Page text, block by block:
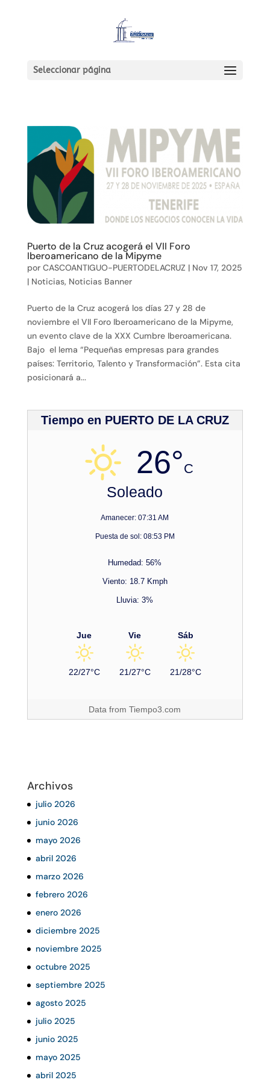
Seleccionar página
Puerto de la Cruz acogerá el VII Foro
Iberoamericano de la Mipyme
por CASCOANTIGUO-PUERTODELACRUZ | Nov 17, 2025
| Noticias, Noticias Banner
Puerto de la Cruz acogerá los días 27 y 28 de
noviembre el VII Foro Iberoamericano de la Mipyme,
un evento clave de la XXX Cumbre Iberoamericana.
Bajo el lema “Pequeñas empresas para grandes
países: Territorio, Talento y Transformación”. Esta cita
posicionará a...
Tiempo en PUERTO DE LA CRUZ
26°C
Soleado
Amanecer: 07:31 AM
Puesta de sol: 08:53 PM
Humedad: 56%
Viento: 18.7 Kmph
Lluvia: 3%
Jue
22/27°C
Vie
21/27°C
Sáb
21/28°C
Data fromTiempo3.com
Archivos
julio 2026
junio 2026
mayo 2026
abril 2026
marzo 2026
febrero 2026
enero 2026
diciembre 2025
noviembre 2025
octubre 2025
septiembre 2025
agosto 2025
julio 2025
junio 2025
mayo 2025
abril 2025